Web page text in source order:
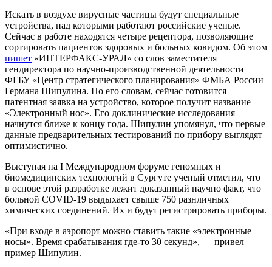
Искать в воздухе вирусные частицы будут специальные
устройства, над которыми работают российские ученые.
Сейчас в работе находятся четыре рецептора, позволяющие
сортировать пациентов здоровых и больных ковидом. Об этом
пишет «ИНТЕРФАКС-УРАЛ» со слов заместителя
гендиректора по научно-производственной деятельности
ФГБУ «Центр стратегического планирования» ФМБА России
Германа Шипулина. По его словам, сейчас готовится
патентная заявка на устройство, которое получит название
«Электронный нос». Его доклинические исследования
начнутся ближе к концу года. Шипулин упомянул, что первые
данные предварительных тестирований по прибору выглядят
оптимистично.
Выступая на I Международном форуме геномных и
биомедицинских технологий в Сургуте ученый отметил, что
в основе этой разработке лежит доказанный научно факт, что
больной COVID-19 выдыхает свыше 750 разнличных
химических соединений. Их и будут регистрировать приборы.
«При входе в аэропорт можно ставить такие «электронные
носы». Время срабатывания где-то 30 секунд», — привел
пример Шипулин.